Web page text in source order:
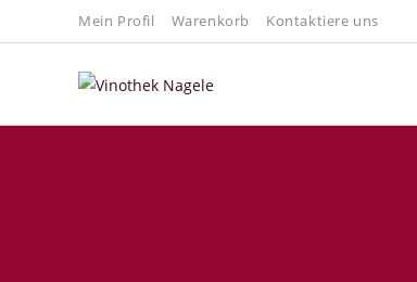
Mein Profil Warenkorb Kontaktiere uns